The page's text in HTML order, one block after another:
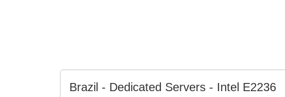
Brazil - Dedicated Servers - Intel E2236